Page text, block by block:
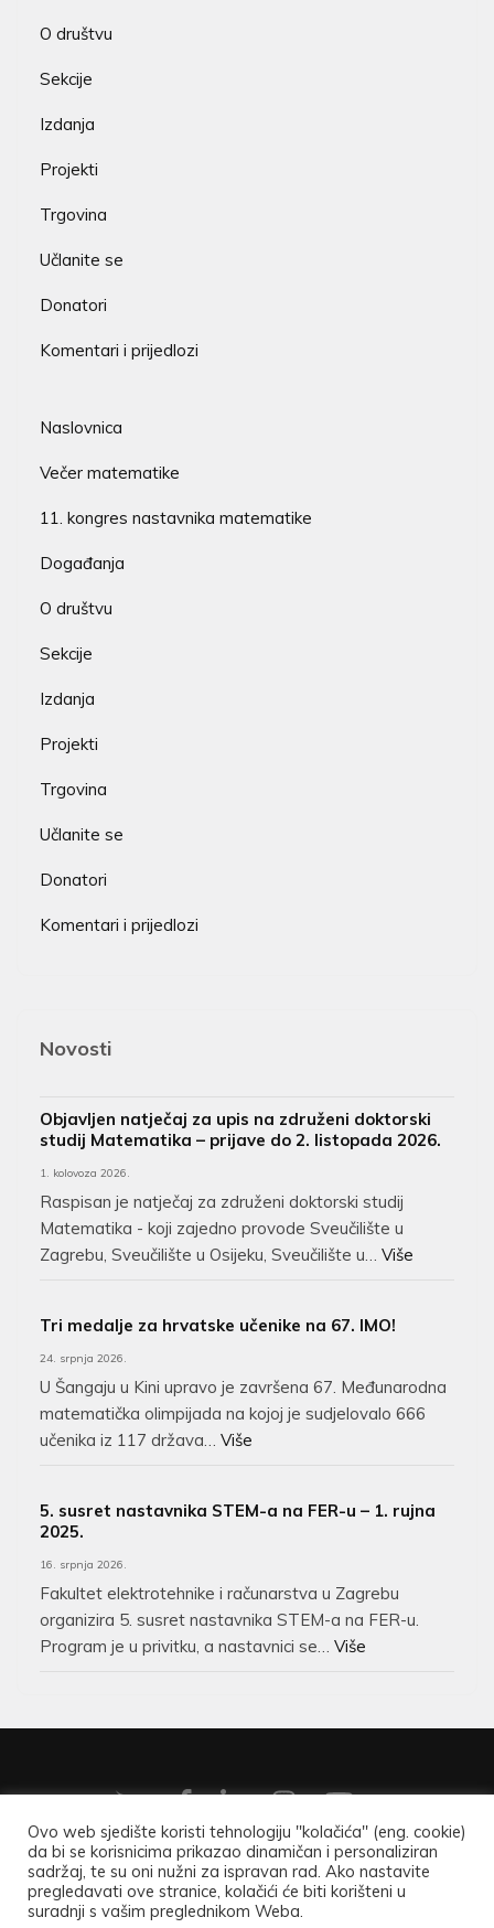
O društvu
Sekcije
Izdanja
Projekti
Trgovina
Učlanite se
Donatori
Komentari i prijedlozi
Naslovnica
Večer matematike
11. kongres nastavnika matematike
Događanja
O društvu
Sekcije
Izdanja
Projekti
Trgovina
Učlanite se
Donatori
Komentari i prijedlozi
Novosti
Objavljen natječaj za upis na združeni doktorski
studij Matematika – prijave do 2. listopada 2026.
1. kolovoza 2026.
Raspisan je natječaj za združeni doktorski studij
Matematika - koji zajedno provode Sveučilište u
Zagrebu, Sveučilište u Osijeku, Sveučilište u… Više
Tri medalje za hrvatske učenike na 67. IMO!
24. srpnja 2026.
U Šangaju u Kini upravo je završena 67. Međunarodna
matematička olimpijada na kojoj je sudjelovalo 666
učenika iz 117 država… Više
5. susret nastavnika STEM-a na FER-u – 1. rujna
2025.
16. srpnja 2026.
Fakultet elektrotehnike i računarstva u Zagrebu
organizira 5. susret nastavnika STEM-a na FER-u.
Program je u privitku, a nastavnici se… Više
Copyright ©2026Hrvatsko matematičko društvo. Opći
podaci.
Ovo web sjedište koristi tehnologiju "kolačića" (eng. cookie)
da bi se korisnicima prikazao dinamičan i personaliziran
sadržaj, te su oni nužni za ispravan rad. Ako nastavite
pregledavati ove stranice, kolačići će biti korišteni u
suradnji s vašim preglednikom Weba.